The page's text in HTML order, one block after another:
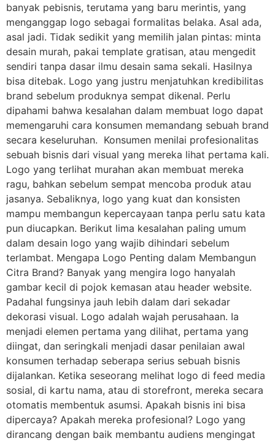
banyak pebisnis, terutama yang baru merintis, yang
menganggap logo sebagai formalitas belaka. Asal ada,
asal jadi. Tidak sedikit yang memilih jalan pintas: minta
desain murah, pakai template gratisan, atau mengedit
sendiri tanpa dasar ilmu desain sama sekali. Hasilnya
bisa ditebak. Logo yang justru menjatuhkan kredibilitas
brand sebelum produknya sempat dikenal. Perlu
dipahami bahwa kesalahan dalam membuat logo dapat
memengaruhi cara konsumen memandang sebuah brand
secara keseluruhan. Konsumen menilai profesionalitas
sebuah bisnis dari visual yang mereka lihat pertama kali.
Logo yang terlihat murahan akan membuat mereka
ragu, bahkan sebelum sempat mencoba produk atau
jasanya. Sebaliknya, logo yang kuat dan konsisten
mampu membangun kepercayaan tanpa perlu satu kata
pun diucapkan. Berikut lima kesalahan paling umum
dalam desain logo yang wajib dihindari sebelum
terlambat. Mengapa Logo Penting dalam Membangun
Citra Brand? Banyak yang mengira logo hanyalah
gambar kecil di pojok kemasan atau header website.
Padahal fungsinya jauh lebih dalam dari sekadar
dekorasi visual. Logo adalah wajah perusahaan. Ia
menjadi elemen pertama yang dilihat, pertama yang
diingat, dan seringkali menjadi dasar penilaian awal
konsumen terhadap seberapa serius sebuah bisnis
dijalankan. Ketika seseorang melihat logo di feed media
sosial, di kartu nama, atau di storefront, mereka secara
otomatis membentuk asumsi. Apakah bisnis ini bisa
dipercaya? Apakah mereka profesional? Logo yang
dirancang dengan baik membantu audiens mengingat